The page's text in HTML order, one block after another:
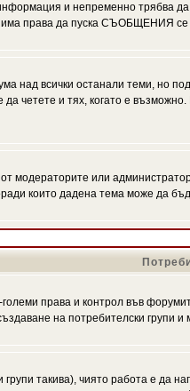
и непременно трябва да
има права да пуска СЪОБЩЕНИЯ се
над всички останали теми,
да четете и тях, когато е
модераторите или
които дадена тема може да
права и контрол във
на потребителски групи
такива), чиято работа е да